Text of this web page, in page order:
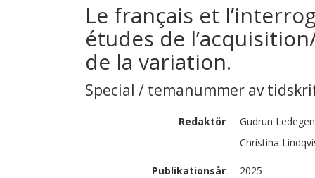
Le français et
études de
de la variation.
Special / temanummer av
Redaktör Gudrun Ledegen
Christina
Publikationsår
2025